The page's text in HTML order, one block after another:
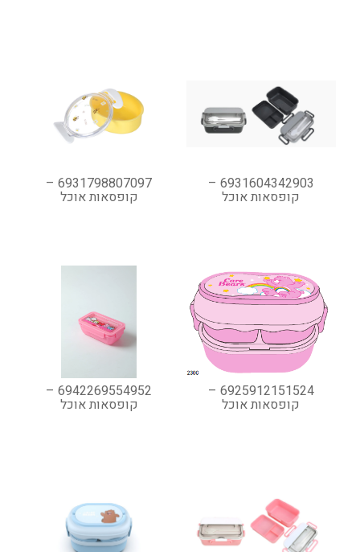
6931604342903 –
קופסאות אוכל
6931798807097 –
קופסאות אוכל
6925912151524 –
קופסאות אוכל
6942269554952 –
קופסאות אוכל